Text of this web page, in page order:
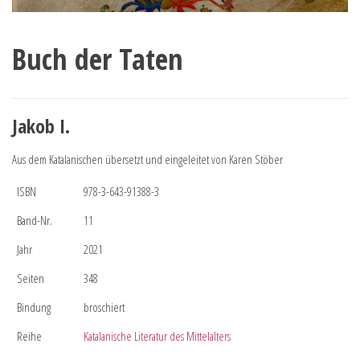
Buch der Taten
Jakob I.
Aus dem Katalanischen übersetzt und eingeleitet von Karen Stöber
ISBN
978-3-643-91388-3
Band-Nr.
11
Jahr
2021
Seiten
348
Bindung
broschiert
Reihe
Katalanische Literatur des Mittelalters